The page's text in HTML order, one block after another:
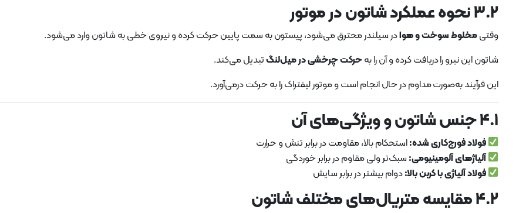
۳.۲ نحوه عملکرد شاتون در موتور
وقتیمخلوط سوخت و هوادر سیلندر محترق می‌شود، پیستون به سمت پایین حرکت کرده و نیروی خطی به شاتون وارد می‌شود.
شاتون این نیرو را دریافت کرده و آن را به حرکت چرخشی در میل‌لنگتبدیل می‌کند.
این فرآیند به‌صورت مداوم در حال انجام است و موتور لیفتراک را به حرکت درمی‌آورد.
۴.۱ جنس شاتون و ویژگی‌های آن
فولاد فورج‌کاری شده:استحکام بالا، مقاومت در برابر تنش و حرارت
آلیاژهای آلومینیومی: سبک‌تر ولی مقاوم در برابر خوردگی
فولاد آلیاژی با کربن بالا:دوام بیشتر در برابر سایش
۴.۲ مقایسه متریال‌های مختلف شاتون